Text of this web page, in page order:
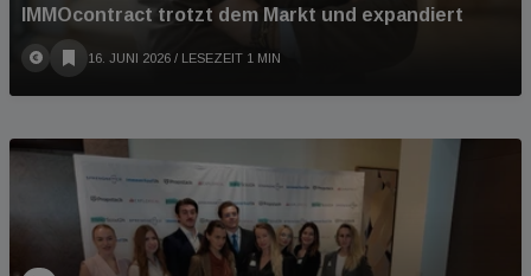
IMMOcontract trotzt dem Markt und expandiert
16. JUNI 2026 / LESEZEIT 1 MIN